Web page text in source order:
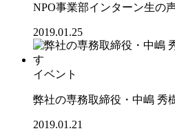
NPO事業部インターン生の
2019.01.25
イベント
弊社の専務取締役・中嶋 秀
2019.01.21